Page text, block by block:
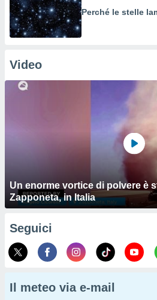
Perché le stelle
Video
Un enorme vortice di polvere è
Zapponeta, in Italia
Seguici
Il meteo via e-mail